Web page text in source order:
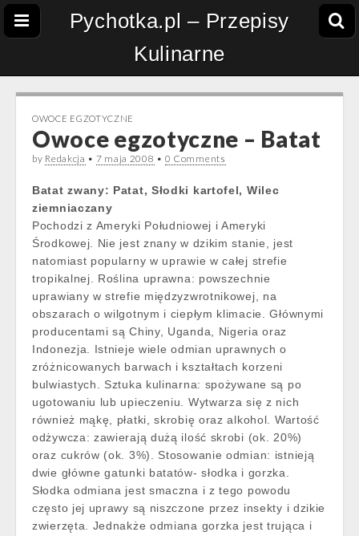
Pychotka.pl – Przepisy
Kulinarne
OWOCE EGZOTYCZNE
Owoce egzotyczne – Batat
by Redakcja • 7 maja 2008 • 0 Comments
Batat zwany: Patat, Słodki kartofel, Wilec
ziemniaczany
Pochodzi z Ameryki Południowej i Ameryki
Środkowej. Nie jest znany w dzikim stanie, jest
natomiast popularny w uprawie w całej strefie
tropikalnej. Roślina uprawna: powszechnie
uprawiany w strefie międzyzwrotnikowej, na
obszarach o wilgotnym i ciepłym klimacie. Głównymi
producentami są Chiny, Uganda, Nigeria oraz
Indonezja. Istnieje wiele odmian uprawnych o
zróżnicowanych barwach i kształtach korzeni
bulwiastych. Sztuka kulinarna: spożywane są po
ugotowaniu lub upieczeniu. Wytwarza się z nich
również mąkę, płatki, skrobię oraz alkohol. Wartość
odżywcza: zawierają dużą ilość skrobi (ok. 20%)
oraz cukrów (ok. 3%). Stosowanie odmian: istnieją
dwie główne gatunki batatów- słodka i gorzka.
Słodka odmiana jest smaczna i z tego powodu
często jej uprawy są niszczone przez insekty i dzikie
zwierzęta. Jednakże odmiana gorzka jest trująca i